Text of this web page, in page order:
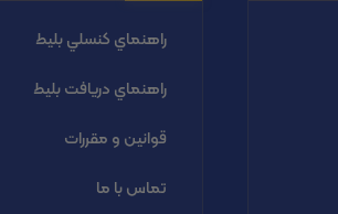
راهنماي كنسلي بليط
راهنماي دریافت بليط
قوانین و مقررات
تماس با ما